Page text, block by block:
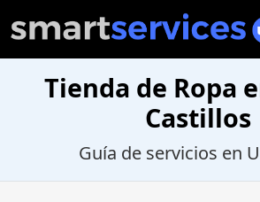
Tienda de Ropa
Castillos
Guía de servicios en